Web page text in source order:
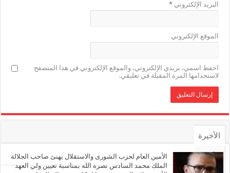
البريد الإلكتروني*
الموقع الإلكتروني
احفظ اسمي، بريدي الإلكتروني، والموقع الإلكتروني في هذا المتصفح
لاستخدامها المرة المقبلة في تعليقي.
الأخيرة
الأشهر
الأمين العام لحزب الشورى والاستقلال يهنئ صاحب الجلالة
الملك محمد السادس نصره الله بمناسبة تعيين ولي العهد